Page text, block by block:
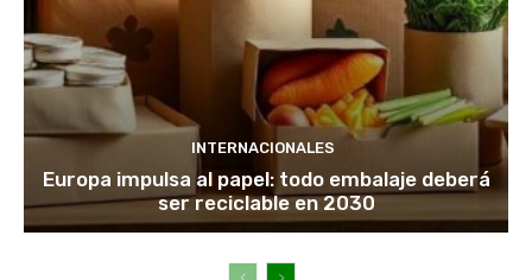
INTERNACIONALES
Europa impulsa al papel: todo embalaje deberá
ser reciclable en 2030